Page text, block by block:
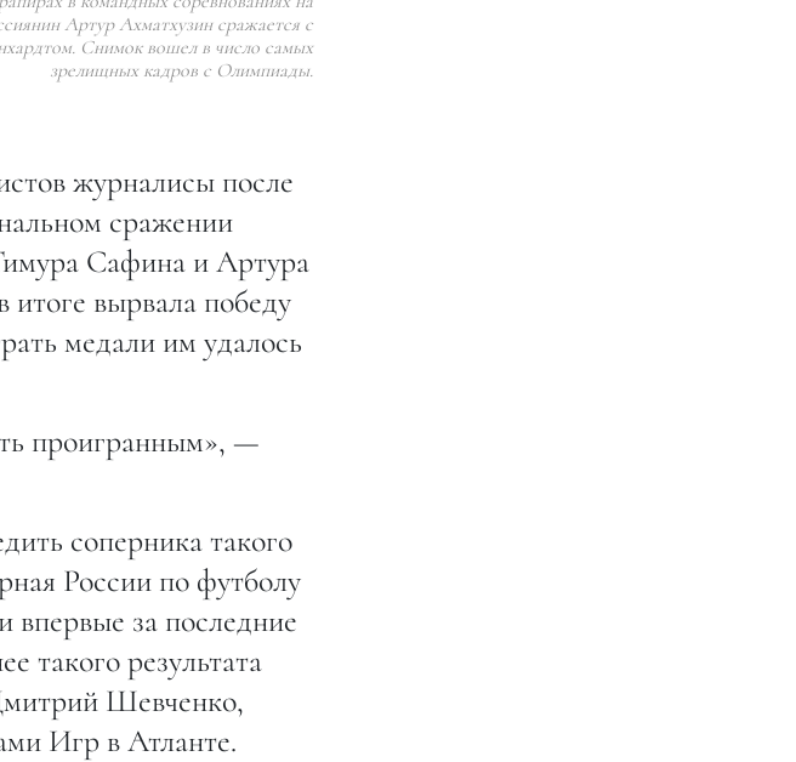
Артур Ахматхузин сражается с
Снимок вошел в число самых
зрелищных кадров с Олимпиады.
журналисы после
сражении
Сафина и Артура
вырвала победу
медали им удалось
проигранным», —
соперника такого
России по футболу
за последние
такого результата
Шевченко,
Игр в Атланте.